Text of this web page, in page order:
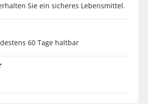
Sie ein sicheres Lebensmittel.
60 Tage haltbar